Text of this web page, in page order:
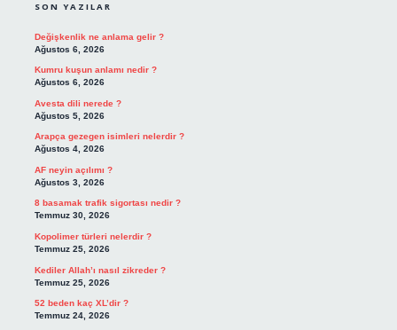
SON YAZILAR
Değişkenlik ne anlama gelir ?
Ağustos 6, 2026
Kumru kuşun anlamı nedir ?
Ağustos 6, 2026
Avesta dili nerede ?
Ağustos 5, 2026
Arapça gezegen isimleri nelerdir ?
Ağustos 4, 2026
AF neyin açılımı ?
Ağustos 3, 2026
8 basamak trafik sigortası nedir ?
Temmuz 30, 2026
Kopolimer türleri nelerdir ?
Temmuz 25, 2026
Kediler Allah’ı nasıl zikreder ?
Temmuz 25, 2026
52 beden kaç XL’dir ?
Temmuz 24, 2026